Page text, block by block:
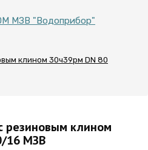
МЗВ "Водоприбор"
клином 30ч39рм DN 80
резиновым клином
16 МЗВ